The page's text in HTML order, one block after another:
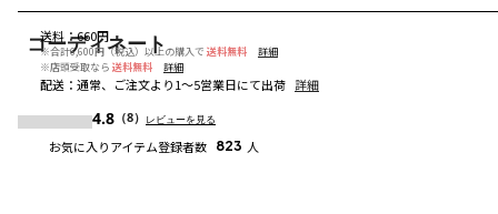
コーディネート
送料 ：660円
※合計6,600円（税込）以上の購入で 送料無料
詳細
※店頭受取なら 送料無料 詳細
配送 ： 通常、ご注文より1～5営業日にて出荷 詳細
4.8 （8） レビューを見る
お気に入りアイテム登録者数 823 人